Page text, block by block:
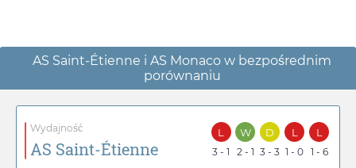
AS Saint-Étienne i AS Monaco w bezpośrednim
porównaniu
Wydajność
AS Saint-Étienne
L
3 - 1
W
2 - 1
D
3 - 3
L
1 - 0
L
1 - 6